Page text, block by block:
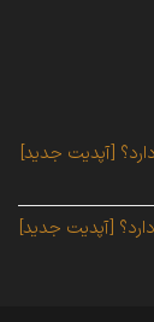
[آپدیت جدید]
[آپدیت جدید]